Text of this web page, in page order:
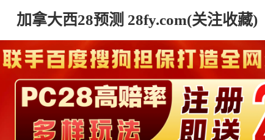
加拿大西28预测 28fy.com(关注收藏)